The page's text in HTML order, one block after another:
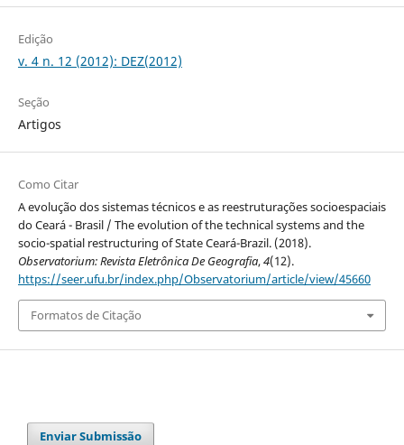
Edição
v. 4 n. 12 (2012): DEZ(2012)
Seção
Artigos
Como Citar
A evolução dos sistemas técnicos e as reestruturações socioespaciais
do Ceará - Brasil / The evolution of the technical systems and the
socio-spatial restructuring of State Ceará-Brazil. (2018).
Observatorium: Revista Eletrônica De Geografia,4(12).
https://seer.ufu.br/index.php/Observatorium/article/view/45660
Formatos de Citação
Enviar Submissão